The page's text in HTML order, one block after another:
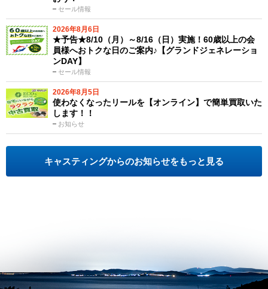
セール情報
2026年8月6日
セール情報
★予告★8/10（月）～8/16（日）実施！60歳以上の会
員様へおトクな日のご案内♪【グランドジェネレーショ
ンDAY】
2026年8月5日
お知らせ
使わなくなったリールを【オンライン】で簡単買取いた
します！！
キャスティングからのお知らせをもっと見る